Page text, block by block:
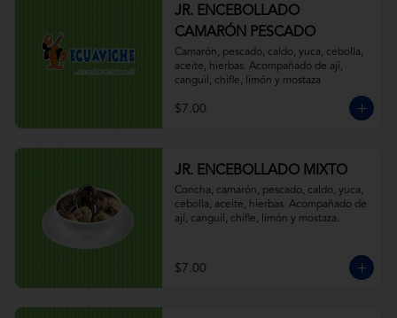
JR. ENCEBOLLADO
CAMARÓN PESCADO
Camarón, pescado, caldo, yuca, cebolla,
aceite, hierbas. Acompañado de ají,
canguil, chifle, limón y mostaza
$7.00
JR. ENCEBOLLADO MIXTO
Concha, camarón, pescado, caldo, yuca,
cebolla, aceite, hierbas. Acompañado de
ají, canguil, chifle, limón y mostaza.
$7.00